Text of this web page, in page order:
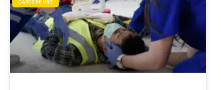
CASOS DE USO